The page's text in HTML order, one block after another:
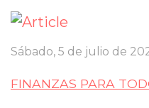
Sábado, 5 de julio de
FINANZAS PARA